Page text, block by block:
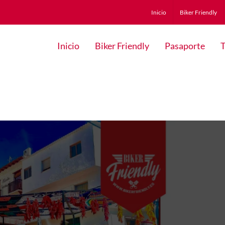
Inicio Biker Friendly
Inicio Biker Friendly Pasaporte